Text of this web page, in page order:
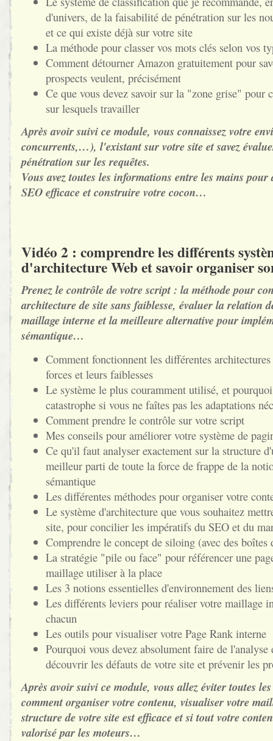
d'univers, de la faisabilité de pénétration sur les
et ce qui existe déjà sur votre site
La méthode pour classer vos mots clés selon vos
Comment détourner Amazon gratuitement pour
prospects veulent, précisément
Ce que vous devez savoir sur la "zone grise" pour
sur lesquels travailler
Après avoir suivi ce module, vous connaissez votre
concurrents,…), l'existant sur votre site et savez
pénétration sur les requêtes.
Vous avez toutes les informations entre les mains pour
SEO efficace et construire votre cocon…
Vidéo 2 : comprendre les différents
d'architecture Web et savoir organiser
Prenez le contrôle de votre script : la méthode pour
architecture de site sans faiblesse, évaluer la relation
maillage interne et la meilleure alternative pour
sémantique…
Comment fonctionnent les différentes
forces et leurs faiblesses
Le système le plus couramment utilisé, et
catastrophe si vous ne faîtes pas les adaptations
Comment prendre le contrôle sur votre script
Mes conseils pour améliorer votre système de
Ce qu'il faut analyser exactement sur la structure
meilleur parti de toute la force de frappe de la
sémantique
Les différentes méthodes pour organiser votre
Le système d'architecture que vous souhaitez
site, pour concilier les impératifs du SEO et du
Comprendre le concept de siloing (avec des
La stratégie "pile ou face" pour référencer une
maillage utiliser à la place
Les 3 notions essentielles d'environnement des
Les différents leviers pour réaliser votre maillage
chacun
Les outils pour visualiser votre Page Rank interne
Pourquoi vous devez absolument faire de
découvrir les défauts de votre site et prévenir les
Après avoir suivi ce module, vous allez éviter toutes
comment organiser votre contenu, visualiser votre
structure de votre site est efficace et si tout votre
valorisé par les moteurs…